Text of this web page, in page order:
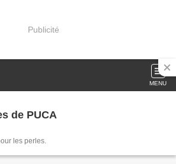
Publicité
MENU
de PUCA
les perles.